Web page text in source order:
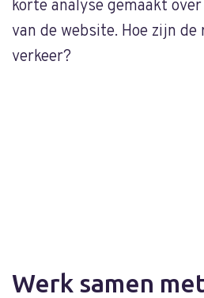
korte analyse gemaakt
van de website. Hoe zijn
verkeer?
Werk samen